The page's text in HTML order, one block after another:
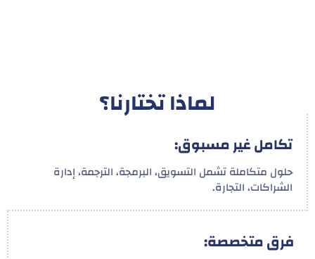
لماذا تختارنا؟
تكامل غير مسبوق:
حلول متكاملة تشمل التسويق، البرمجة، الترجمة، إدارة
الشراكات، التجارة.
فرق متخصصة: